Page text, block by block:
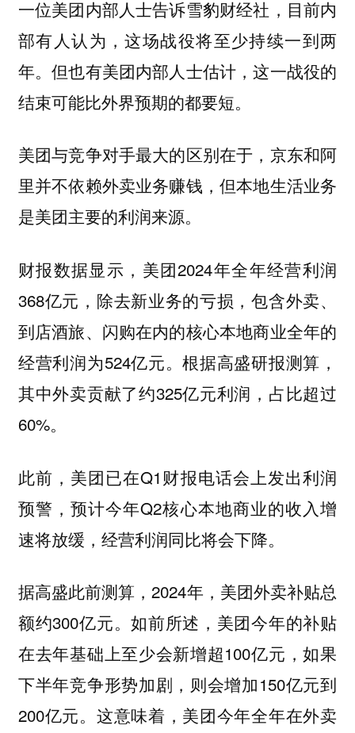
一位美团内部人士告诉雪豹财经社，目前内
部有人认为，这场战役将至少持续一到两
年。但也有美团内部人士估计，这一战役的
结束可能比外界预期的都要短。
美团与竞争对手最大的区别在于，京东和阿
里并不依赖外卖业务赚钱，但本地生活业务
是美团主要的利润来源。
财报数据显示，美团2024年全年经营利润
368亿元，除去新业务的亏损，包含外卖、
到店酒旅、闪购在内的核心本地商业全年的
经营利润为524亿元。根据高盛研报测算，
其中外卖贡献了约325亿元利润，占比超过
60%。
此前，美团已在Q1财报电话会上发出利润
预警，预计今年Q2核心本地商业的收入增
速将放缓，经营利润同比将会下降。
据高盛此前测算，2024年，美团外卖补贴总
额约300亿元。如前所述，美团今年的补贴
在去年基础上至少会新增超100亿元，如果
下半年竞争形势加剧，则会增加150亿元到
200亿元。这意味着，美团今年全年在外卖